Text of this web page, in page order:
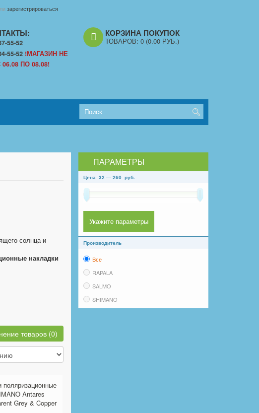
зарегистрироваться
55-52
55-52 !МАГАЗИН НЕ
ПО 08.08!
КОРЗИНА ПОКУПОК
ТОВАРОВ: 0 (0.00 РУБ.)
солнца и
накладки
товаров (0)
ПАРАМЕТРЫ
Цена 32 — 260руб.
Укажите параметры
Производитель
Все
RAPALA
SALMO
SHIMANO